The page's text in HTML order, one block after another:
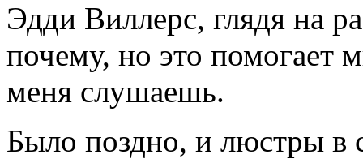
Эдди Виллерс, глядя на
почему, но это помогает
меня слушаешь.
Было поздно, и люстры в